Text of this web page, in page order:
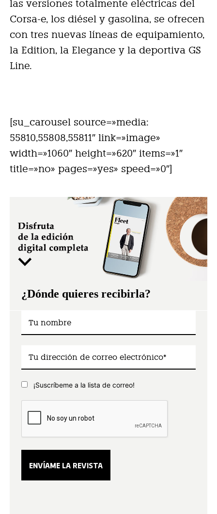
las versiones totalmente eléctricas del
Corsa-e, los diésel y gasolina, se ofrecen
con tres nuevas líneas de equipamiento,
la Edition, la Elegance y la deportiva GS
Line.
[su_carousel source=»media:
55810,55808,55811″ link=»image»
width=»1060″ height=»620″ items=»1″
title=»no» pages=»yes» speed=»0″]
¿Dónde quieres recibirla?
¡Suscríbeme a la lista de correo!